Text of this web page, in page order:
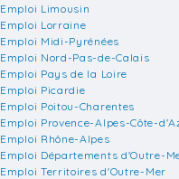
Emploi Limousin
Emploi Lorraine
Emploi Midi-Pyrénées
Emploi Nord-Pas-de-Calais
Emploi Pays de la Loire
Emploi Picardie
Emploi Poitou-Charentes
Emploi Provence-Alpes-Côte-
Emploi Rhône-Alpes
Emploi Départements d'Outre-
Emploi Territoires d'Outre-Mer